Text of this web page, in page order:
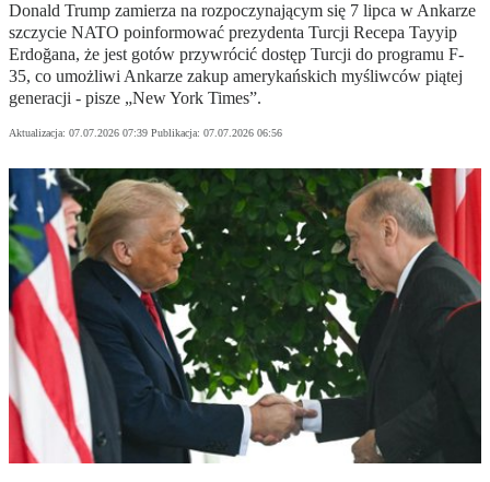
Donald Trump zamierza na rozpoczynającym się 7 lipca w Ankarze
szczycie NATO poinformować prezydenta Turcji Recepa Tayyip
Erdoğana, że jest gotów przywrócić dostęp Turcji do programu F-
35, co umożliwi Ankarze zakup amerykańskich myśliwców piątej
generacji - pisze „New York Times”.
Aktualizacja: 07.07.2026 07:39 Publikacja: 07.07.2026 06:56